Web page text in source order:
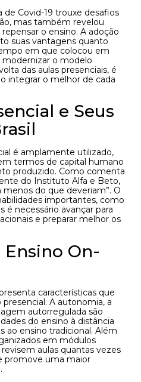
Covid-19 trouxe desafios
mas também revelou
o ensino. A adoção
suas vantagens quanto
em que colocou em
modernizar o modelo
das aulas presenciais, é
integrar o melhor de cada
e Seus
é amplamente utilizado,
termos de capital humano
produzido. Como comenta
do Instituto Alfa e Beto,
menos do que deveriam”. O
importantes, como
é necessário avançar para
e preparar melhor os
On-
características que
A autonomia, a
autorregulada são
do ensino à distância
ao ensino tradicional. Além
em módulos
aulas quantas vezes
promove uma maior